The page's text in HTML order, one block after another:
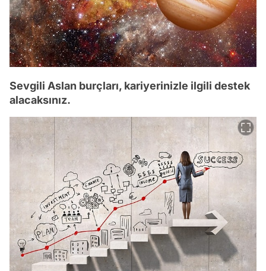
Sevgili Aslan burçları, kariyerinizle ilgili destek
alacaksınız.